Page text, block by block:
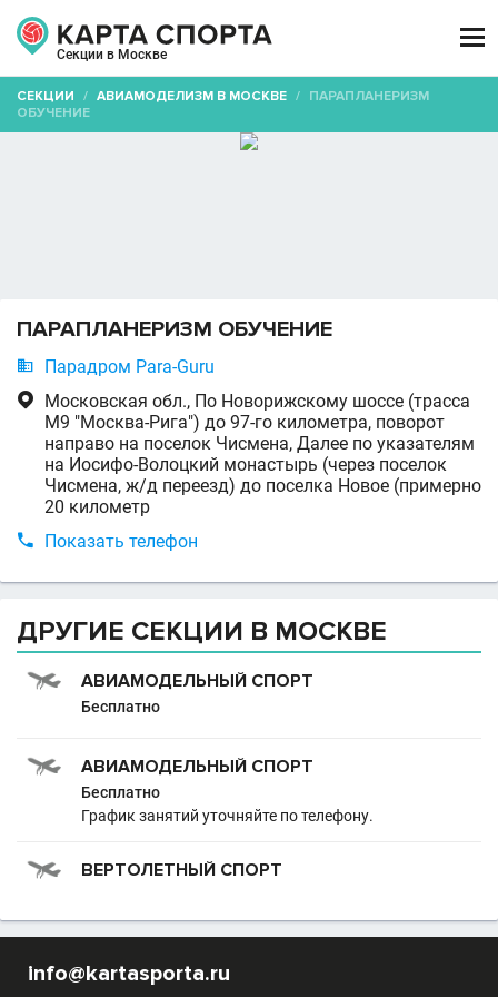
Секции в Москве

СЕКЦИИ / АВИАМОДЕЛИЗМ В МОСКВЕ / ПАРАПЛАНЕРИЗМ
ОБУЧЕНИЕ
ПАРАПЛАНЕРИЗМ ОБУЧЕНИЕ
 Парадром Para-Guru

Московская обл., По Новорижскому шоссе (трасса
М9 "Москва-Рига") до 97-го километра, поворот
направо на поселок Чисмена, Далее по указателям
на Иосифо-Волоцкий монастырь (через поселок
Чисмена, ж/д переезд) до поселка Новое (примерно
20 километр
 Показать телефон
ДРУГИЕ СЕКЦИИ В МОСКВЕ
АВИАМОДЕЛЬНЫЙ СПОРТ
Бесплатно
АВИАМОДЕЛЬНЫЙ СПОРТ
Бесплатно
График занятий уточняйте по телефону.
ВЕРТОЛЕТНЫЙ СПОРТ
info@kartasporta.ru